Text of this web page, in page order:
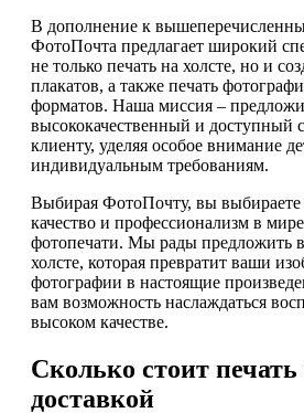
В дополнение к
ФотоПочта предлагает широкий
не только печать на холсте, но и
плакатов, а также печать
форматов. Наша миссия –
высококачественный и доступный
клиенту, уделяя особое внимание
индивидуальным требованиям.
Выбирая ФотоПочту, вы выбираете
качество и профессионализм в
фотопечати. Мы рады предложить
холсте, которая превратит ваши
фотографии в настоящие
вам возможность наслаждаться
высоком качестве.
Сколько стоит печать
доставкой